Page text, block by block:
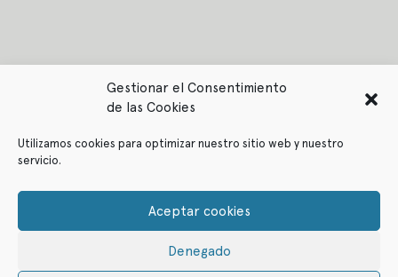
Gestionar el Consentimiento
de las Cookies
Utilizamos cookies para optimizar nuestro sitio web y nuestro
servicio.
Aceptar cookies
Denegado
Política de cookies
© ffitcoco 2021